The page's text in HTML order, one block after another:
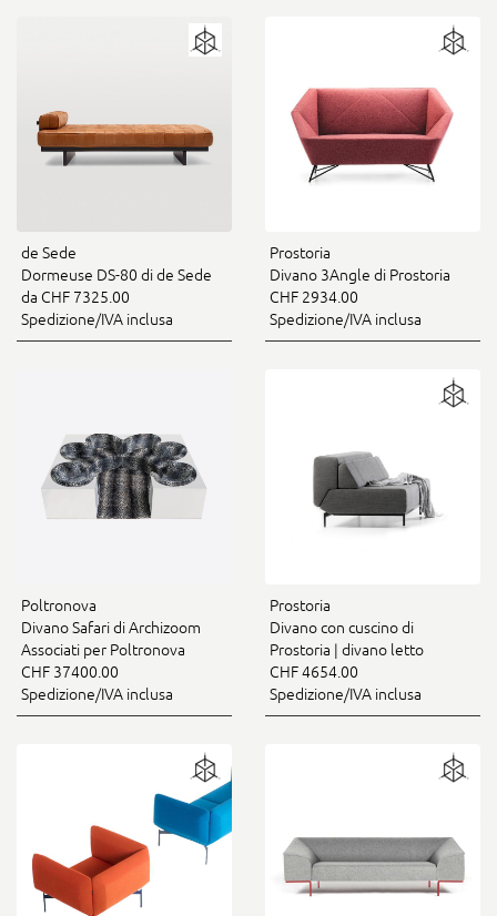
de Sede
Dormeuse DS-80 di de Sede
da CHF 7325.00
Spedizione/IVA inclusa
Prostoria
Divano 3Angle di Prostoria
CHF 2934.00
Spedizione/IVA inclusa
Poltronova
Divano Safari di Archizoom
Associati per Poltronova
CHF 37400.00
Spedizione/IVA inclusa
Prostoria
Divano con cuscino di
Prostoria | divano letto
CHF 4654.00
Spedizione/IVA inclusa